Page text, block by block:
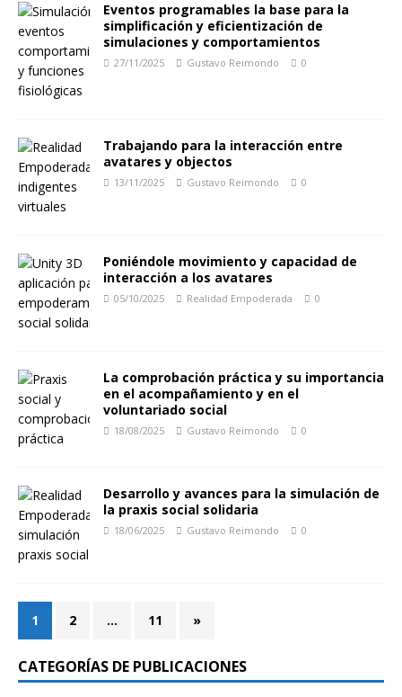
Eventos programables la base para la
simplificación y eficientización de
simulaciones y comportamientos
27/11/2025 Gustavo Reimondo 0
Trabajando para la interacción entre
avatares y objectos
13/11/2025 Gustavo Reimondo 0
Poniéndole movimiento y capacidad de
interacción a los avatares
05/10/2025 Realidad Empoderada 0
La comprobación práctica y su importancia
en el acompañamiento y en el
voluntariado social
18/08/2025 Gustavo Reimondo 0
Desarrollo y avances para la simulación de
la praxis social solidaria
18/06/2025 Gustavo Reimondo 0
1 2 … 11 »
CATEGORÍAS DE PUBLICACIONES